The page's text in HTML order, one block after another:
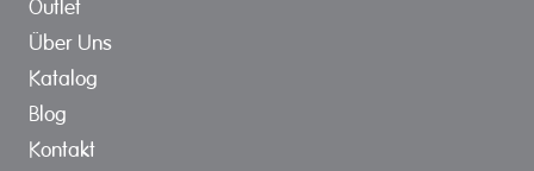
Outlet
Über Uns
Katalog
Blog
Kontakt